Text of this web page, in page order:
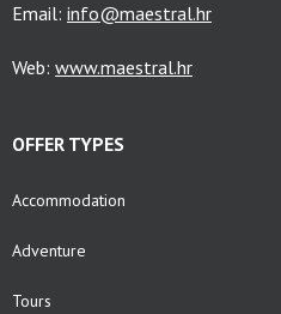
Email: info@maestral.hr
Web: www.maestral.hr
OFFER TYPES
Accommodation
Adventure
Tours